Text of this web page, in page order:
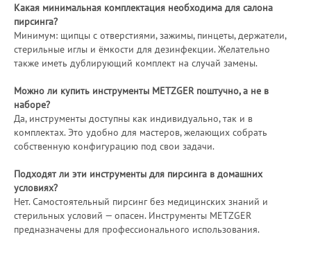
Какая минимальная комплектация необходима для салона
пирсинга?
Минимум: щипцы с отверстиями, зажимы, пинцеты, держатели,
стерильные иглы и ёмкости для дезинфекции. Желательно
также иметь дублирующий комплект на случай замены.
Можно ли купить инструменты METZGER поштучно, а не в
наборе?
Да, инструменты доступны как индивидуально, так и в
комплектах. Это удобно для мастеров, желающих собрать
собственную конфигурацию под свои задачи.
Подходят ли эти инструменты для пирсинга в домашних
условиях?
Нет. Самостоятельный пирсинг без медицинских знаний и
стерильных условий — опасен. Инструменты METZGER
предназначены для профессионального использования.